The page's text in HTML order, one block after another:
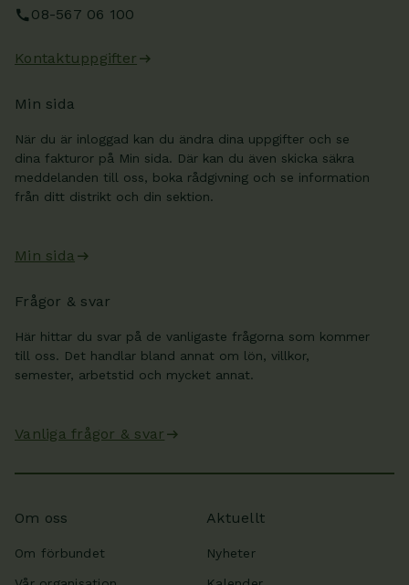
08-567 06 100
Kontaktuppgifter
Min sida
När du är inloggad kan du ändra dina uppgifter och se
dina fakturor på Min sida. Där kan du även skicka säkra
meddelanden till oss, boka rådgivning och se information
från ditt distrikt och din sektion.
Min sida
Frågor & svar
Här hittar du svar på de vanligaste frågorna som kommer
till oss. Det handlar bland annat om lön, villkor,
semester, arbetstid och mycket annat.
Vanliga frågor & svar
Om oss
Om förbundet
Aktuellt
Nyheter